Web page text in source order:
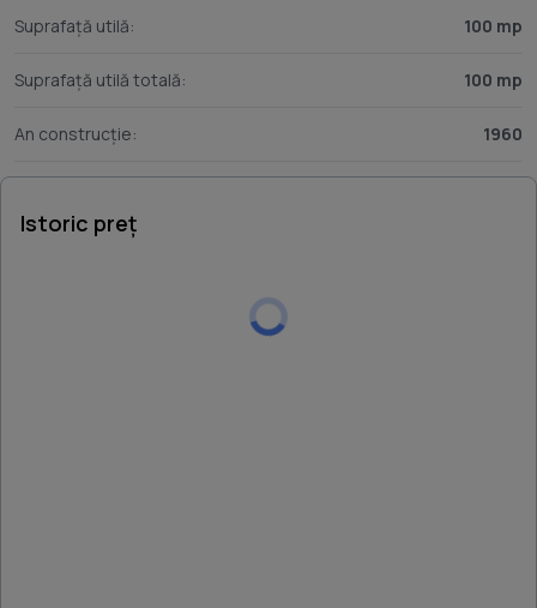
Suprafață utilă: 100 mp
Suprafață utilă totală: 100 mp
An construcție: 1960
Istoric preț